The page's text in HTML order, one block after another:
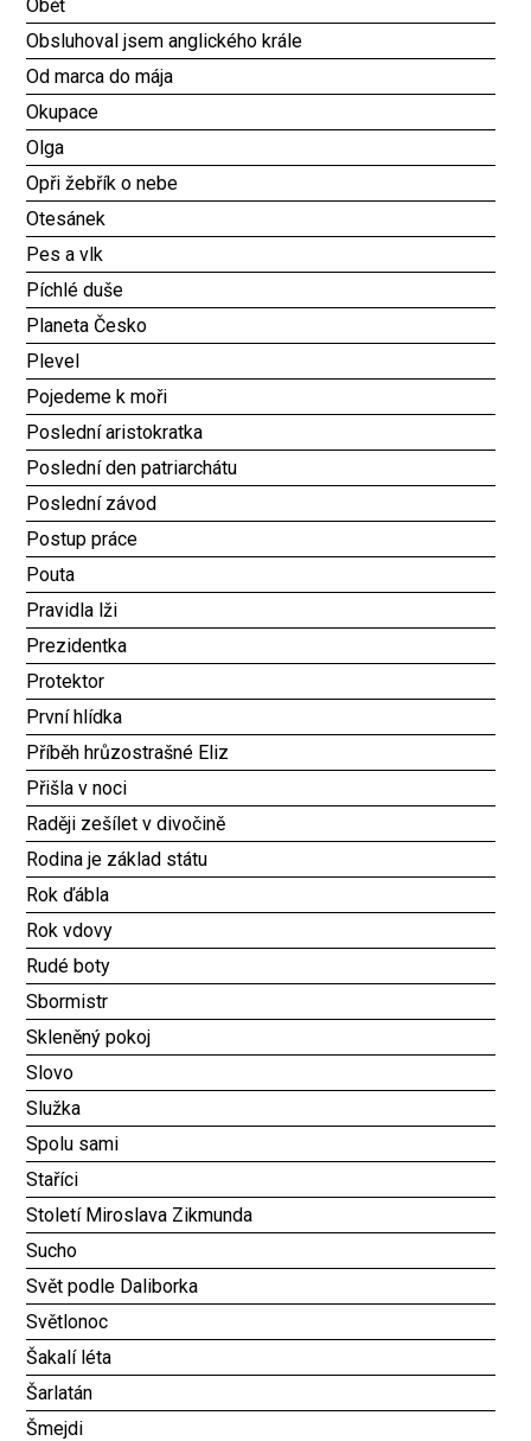
Oběť
Obsluhoval jsem anglického krále
Od marca do mája
Okupace
Olga
Opři žebřík o nebe
Otesánek
Pes a vlk
Píchlé duše
Planeta Česko
Plevel
Pojedeme k moři
Poslední aristokratka
Poslední den patriarchátu
Poslední závod
Postup práce
Pouta
Pravidla lži
Prezidentka
Protektor
První hlídka
Příběh hrůzostrašné Eliz
Přišla v noci
Raději zešílet v divočině
Rodina je základ státu
Rok ďábla
Rok vdovy
Rudé boty
Sbormistr
Skleněný pokoj
Slovo
Služka
Spolu sami
Staříci
Století Miroslava Zikmunda
Sucho
Svět podle Daliborka
Světlonoc
Šakalí léta
Šarlatán
Šmejdi